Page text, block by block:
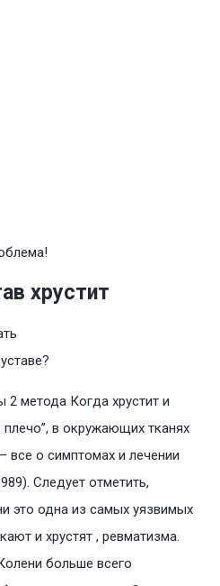
хрустит
2 метода Когда хрустит и
в окружающих тканях
все о симптомах и лечении
Следует отметить,
это одна из самых уязвимых
и хрустят , ревматизма.
больше всего